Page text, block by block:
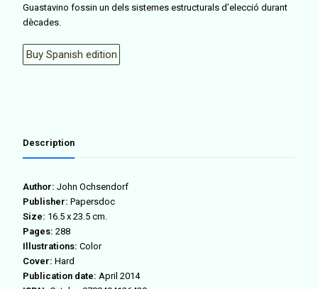
Guastavino fossin un dels sistemes estructurals d’elecció durant
dècades.
Buy Spanish edition
Description
Author:John Ochsendorf
Publisher: Papersdoc
Size: 16.5 x 23.5 cm.
Pages: 288
Illustrations: Color
Cover:Hard
Publication date: April 2014